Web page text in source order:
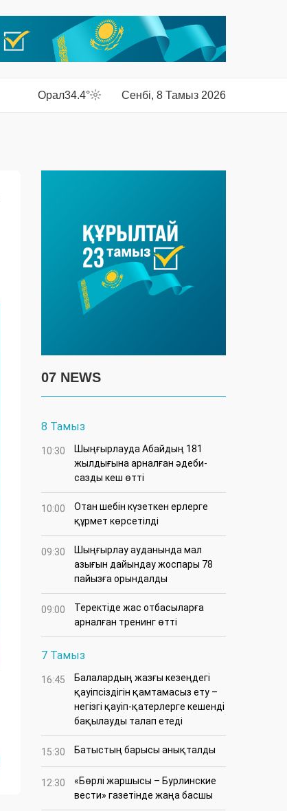
Орал34.4° Сенбі, 8 Тамыз 2026
07 NEWS
8 Тамыз
10:30
Шыңғырлауда Абайдың 181
жылдығына арналған әдеби-
сазды кеш өтті
10:00
Отан шебін күзеткен ерлерге
құрмет көрсетілді
09:30
​Шыңғырлау ауданында мал
азығын дайындау жоспары 78
пайызға орындалды
09:00
​Теректіде жас отбасыларға
арналған тренинг өтті
7 Тамыз
16:45
Балалардың жазғы кезеңдегі
қауіпсіздігін қамтамасыз ету –
негізгі қауіп-қатерлерге кешенді
бақылауды талап етеді
15:30 Батыстың барысы анықталды
12:30
«Бөрлі жаршысы – Бурлинские
вести» газетінде жаңа басшы